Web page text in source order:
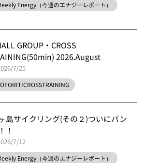
Energy（今週のエナジーレポート）
GROUP・CROSS
2026.August
7/25
島サイクリング(その２)ついにパン
！
7/12
Energy（今週のエナジーレポート）